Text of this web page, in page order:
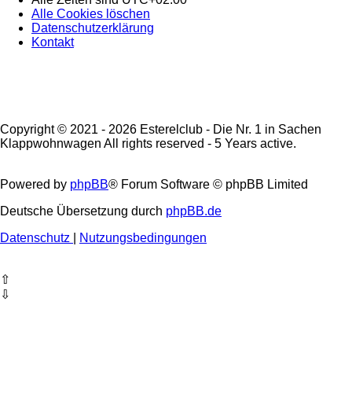
Alle Cookies löschen
Datenschutzerklärung
Kontakt
Copyright © 2021 - 2026 Esterelclub - Die Nr. 1 in Sachen
Klappwohnwagen All rights reserved - 5 Years active.
Powered by phpBB® Forum Software © phpBB Limited
Deutsche Übersetzung durch phpBB.de
Datenschutz
Nutzungsbedingungen
⇧
⇩